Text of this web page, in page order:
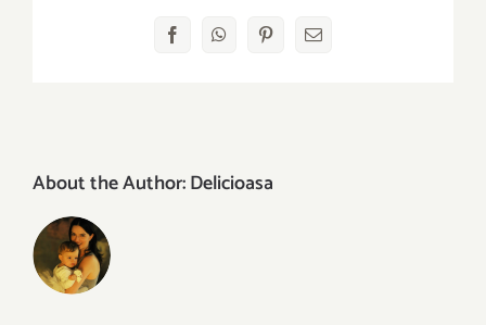
FacebookWhatsAppPinterestEmail
About the Author:Delicioasa